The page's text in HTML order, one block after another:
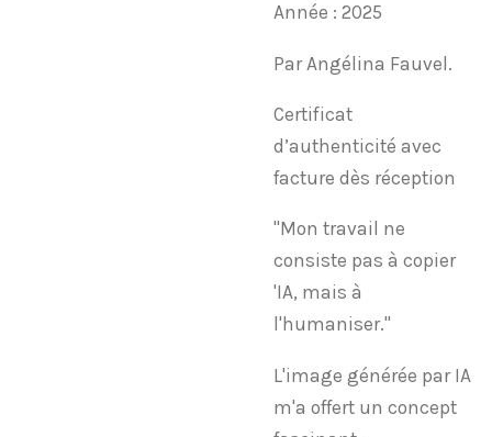
Année : 2025
Par Angélina Fauvel.
Certificat
d’authenticité avec
facture dès réception
​"Mon travail ne
consiste pas à copier
'IA, mais à
l'humaniser."
L'image générée par IA
m'a offert un concept